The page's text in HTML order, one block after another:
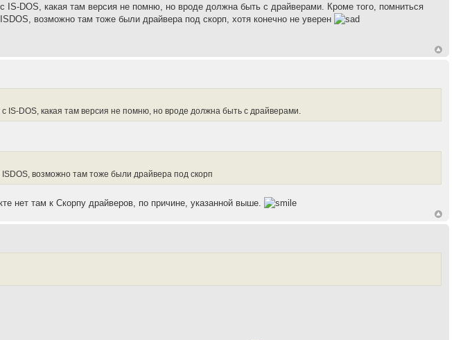
IS-DOS, какая там версия не помню, но вроде должна быть с драйверами. Кроме того, помниться
возможно там тоже были драйвера под скорп, хотя конечно не уверен
с IS-DOS, какая там версия не помню, но вроде должна быть с драйверами.
возможно там тоже были драйвера под скорп
нет там к Скорпу драйверов, по причине, указанной выше.